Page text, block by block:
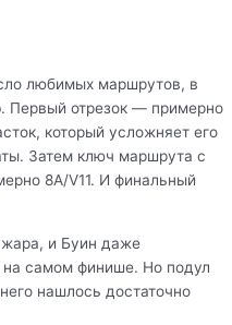
любимых маршрутов, в
Первый отрезок — примерно
который усложняет его
Затем ключ маршрута с
8A/V11. И финальный
и Буин даже
самом финише. Но подул
нашлось достаточно